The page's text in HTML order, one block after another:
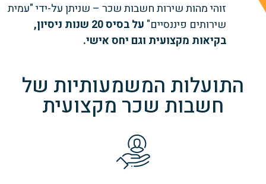
זוהי מהות שירות חשבות שכר – שניתן על-ידי "עמית
שירותים פיננסיים"
על בסיס 20 שנות ניסיון,
בקיאות מקצועית וגם יחס אישי.
התועלות המשמעותיות של
חשבות שכר מקצועית